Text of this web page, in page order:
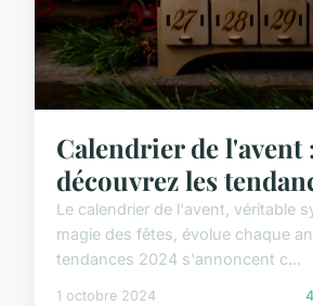
Calendrier de l'avent
découvrez les
Le calendrier de l'avent, véritable
magie des fêtes, évolue chaque
tendances 2024 s'annoncent c...
1 octobre 2024